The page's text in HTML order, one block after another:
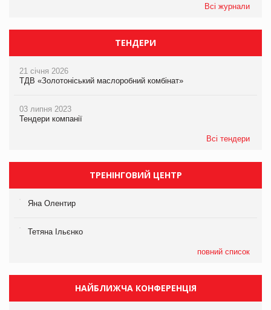
Всі журнали
ТЕНДЕРИ
21 січня 2026
ТДВ «Золотоніський маслоробний комбінат»
03 липня 2023
Тендери компанії
Всі тендери
ТРЕНІНГОВИЙ ЦЕНТР
Яна Олентир
Тетяна Ільєнко
повний список
НАЙБЛИЖЧА КОНФЕРЕНЦІЯ